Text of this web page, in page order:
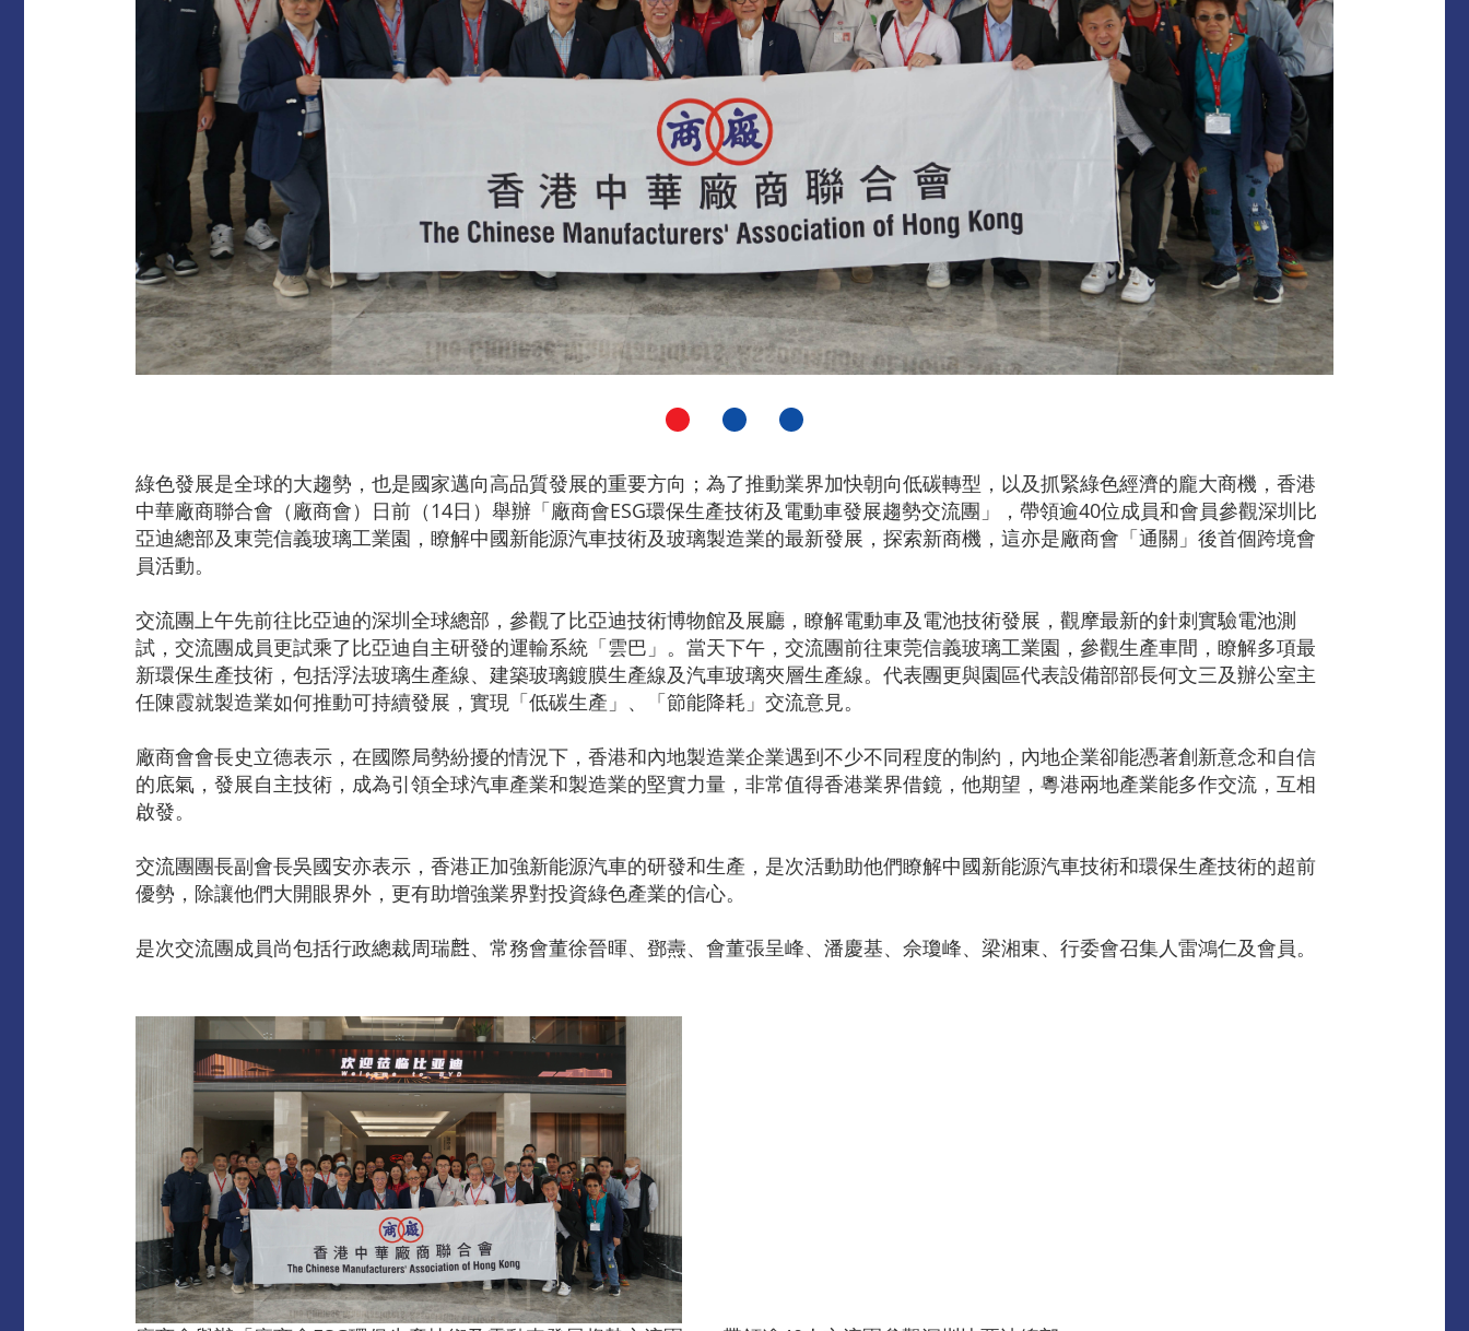
綠色發展是全球的大趨勢，也是國家邁向高品質發展的重要方向；為了推動業界加快朝向低碳轉型，以及抓緊綠色經濟的龐大商機，香港
中華廠商聯合會（廠商會）日前（14日）舉辦「廠商會ESG環保生產技術及電動車發展趨勢交流團」，帶領逾40位成員和會員參觀深圳比
亞迪總部及東莞信義玻璃工業園，瞭解中國新能源汽車技術及玻璃製造業的最新發展，探索新商機，這亦是廠商會「通關」後首個跨境會
員活動。
交流團上午先前往比亞迪的深圳全球總部，參觀了比亞迪技術博物館及展廳，瞭解電動車及電池技術發展，觀摩最新的針刺實驗電池測
試，交流團成員更試乘了比亞迪自主研發的運輸系統「雲巴」。當天下午，交流團前往東莞信義玻璃工業園，參觀生產車間，瞭解多項最
新環保生產技術，包括浮法玻璃生產線、建築玻璃鍍膜生產線及汽車玻璃夾層生產線。代表團更與園區代表設備部部長何文三及辦公室主
任陳霞就製造業如何推動可持續發展，實現「低碳生產」、「節能降耗」交流意見。
廠商會會長史立德表示，在國際局勢紛擾的情況下，香港和內地製造業企業遇到不少不同程度的制約，內地企業卻能憑著創新意念和自信
的底氣，發展自主技術，成為引領全球汽車產業和製造業的堅實力量，非常值得香港業界借鏡，他期望，粵港兩地產業能多作交流，互相
啟發。
交流團團長副會長吳國安亦表示，香港正加強新能源汽車的研發和生產，是次活動助他們瞭解中國新能源汽車技術和環保生產技術的超前
優勢，除讓他們大開眼界外，更有助增強業界對投資綠色產業的信心。
是次交流團成員尚包括行政總裁周瑞𪊟、常務會董徐晉暉、鄧燾、會董張呈峰、潘慶基、佘瓊峰、梁湘東、行委會召集人雷鴻仁及會員。